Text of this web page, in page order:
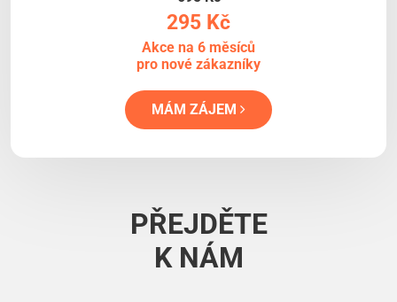
295 Kč
Akce na 6 měsíců
pro nové zákazníky
MÁM ZÁJEM
PŘEJDĚTE
K NÁM